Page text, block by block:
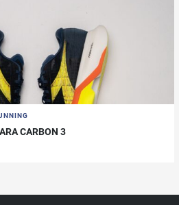
CARBON 3